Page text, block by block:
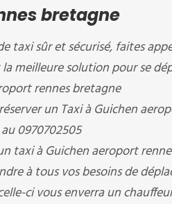
bretagne
taxi sûr et sécurisé, faites
meilleure solution pour se
rennes bretagne
réserver un Taxi à Guichen
0970702505
taxi à Guichen aeroport
à tous vos besoins de
ci vous enverra un